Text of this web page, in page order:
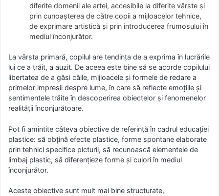
diferite domenii ale artei, accesibile la diferite vârste și
prin cunoașterea de către copii a mijloacelor tehnice,
de exprimare artistică și prin introducerea frumosului în
mediul înconjurător.
La vârsta primară, copilul are tendința de a exprima în lucrările
lui ce a trăit, a auzit. De aceea este bine să se acorde copilului
libertatea de a găsi căile, mijloacele și formele de redare a
primelor impresii despre lume, în care să reflecte emoțiile și
sentimentele trăite în descoperirea obiectelor și fenomenelor
realității înconjurătoare.
Pot fi amintite câteva obiective de referință în cadrul educației
plastice: să obțină efecte plastice, forme spontane elaborate
prin tehnici specifice picturii, să recunoască elementele de
limbaj plastic, să diferențieze forme și culori în mediul
înconjurător.
Aceste obiective sunt mult mai bine structurate,